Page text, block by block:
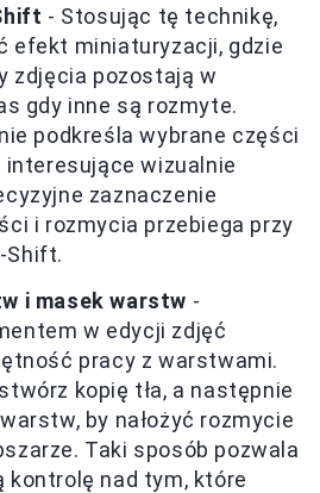
- Stosując tę technikę,
efekt miniaturyzacji, gdzie
zdjęcia pozostają w
gdy inne są rozmyte.
podkreśla wybrane części
interesujące wizualnie
zaznaczenie
i rozmycia przebiega przy
Shift.
i masek warstw -
w edycji zdjęć
pracy z warstwami.
kopię tła, a następnie
by nałożyć rozmycie
Taki sposób pozwala
kontrolę nad tym, które